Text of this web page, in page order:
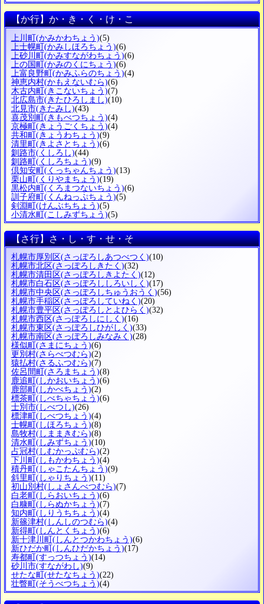
【か行】か・き・く・け・こ
上川町(かみかわちょう)(5)
上士幌町(かみしほろちょう)(6)
上砂川町(かみすながわちょう)(6)
上の国町(かみのくにちょう)(6)
上富良野町(かみふらのちょう)(4)
神恵内村(かもえないむら)(6)
木古内町(きこないちょう)(7)
北広島市(きたひろしまし)(10)
北見市(きたみし)(43)
喜茂別町(きもべつちょう)(4)
京極町(きょうごくちょう)(4)
共和町(きょうわちょう)(9)
清里町(きよさとちょう)(6)
釧路市(くしろし)(44)
釧路町(くしろちょう)(9)
倶知安町(くっちゃんちょう)(13)
栗山町(くりやまちょう)(19)
黒松内町(くろまつないちょう)(6)
訓子府町(くんねっぷちょう)(5)
剣淵町(けんぶちちょう)(5)
小清水町(こしみずちょう)(5)
【さ行】さ・し・す・せ・そ
札幌市厚別区(さっぽろしあつべつく)(10)
札幌市北区(さっぽろしきたく)(32)
札幌市清田区(さっぽろしきよたく)(12)
札幌市白石区(さっぽろししろいしく)(17)
札幌市中央区(さっぽろしちゅうおうく)(56)
札幌市手稲区(さっぽろしていねく)(20)
札幌市豊平区(さっぽろしとよひらく)(32)
札幌市西区(さっぽろしにしく)(16)
札幌市東区(さっぽろしひがしく)(33)
札幌市南区(さっぽろしみなみく)(28)
様似町 (さまにちょう)(6)
更別村(さらべつむら)(2)
猿払村(さるふつむら)(7)
佐呂間町 (さろまちょう)(8)
鹿追町 (しかおいちょう)(6)
鹿部町 (しかべちょう)(2)
標茶町 (しべちゃちょう)(6)
士別市(しべつし)(26)
標津町 (しべつちょう)(4)
士幌町 (しほろちょう)(8)
島牧村(しままきむら)(8)
清水町 (しみずちょう)(10)
占冠村(しむかっぷむら)(2)
下川町 (しもかわちょう)(4)
積丹町 (しゃこたんちょう)(9)
斜里町 (しゃりちょう)(11)
初山別村(しょさんべつむら)(7)
白老町 (しらおいちょう)(6)
白糠町 (しらぬかちょう)(7)
知内町 (しりうちちょう)(4)
新篠津村(しんしのつむら)(4)
新得町 (しんとくちょう)(6)
新十津川町 (しんとつかわちょう)(6)
新ひだか町 (しんひだかちょう)(17)
寿都町 (すっつちょう)(14)
砂川市(すながわし)(9)
せたな町 (せたなちょう)(22)
壮瞥町 (そうべつちょう)(4)